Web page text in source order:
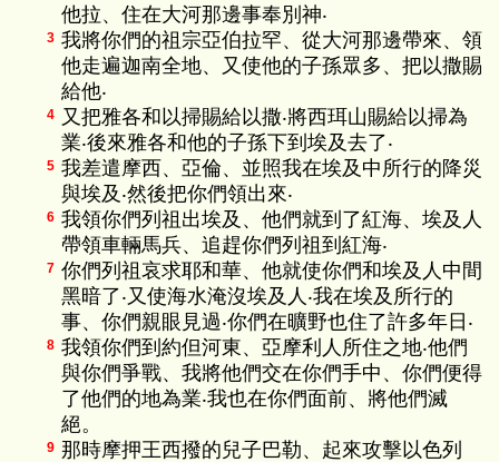
他拉、住在大河那邊事奉別神‧
3 我將你們的祖宗亞伯拉罕、從大河那邊帶來、領
他走遍迦南全地、又使他的子孫眾多、把以撒賜
給他‧
4 又把雅各和以掃賜給以撒‧將西珥山賜給以掃為
業‧後來雅各和他的子孫下到埃及去了‧
5 我差遣摩西、亞倫、並照我在埃及中所行的降災
與埃及‧然後把你們領出來‧
6 我領你們列祖出埃及、他們就到了紅海、埃及人
帶領車輛馬兵、追趕你們列祖到紅海‧
7 你們列祖哀求耶和華、他就使你們和埃及人中間
黑暗了‧又使海水淹沒埃及人‧我在埃及所行的
事、你們親眼見過‧你們在曠野也住了許多年日‧
8 我領你們到約但河東、亞摩利人所住之地‧他們
與你們爭戰、我將他們交在你們手中、你們便得
了他們的地為業‧我也在你們面前、將他們滅
絕。
9 那時摩押王西撥的兒子巴勒、起來攻擊以色列